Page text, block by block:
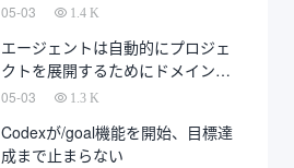
分になるかもしれない
05-03 1.4 K
エージェントは自動的にプロジェ
クトを展開するためにドメイン名
を購入し、完全に自動化された開
て、多数の秋に上陸している。
05-03 1.3 K
Codexが/goal機能を開始、目標達
成まで止まらない